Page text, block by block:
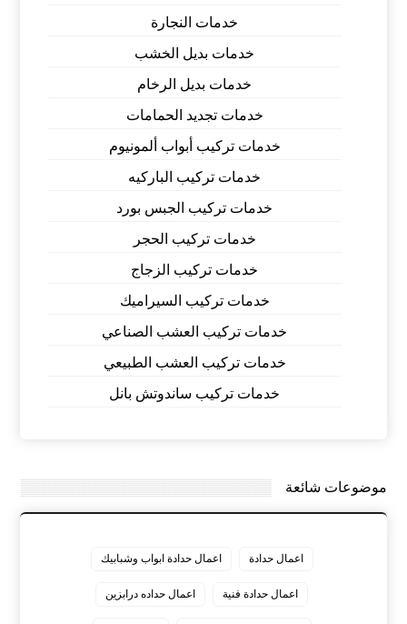
خدمات النجارة
خدمات بديل الخشب
خدمات بديل الرخام
خدمات تجديد الحمامات
خدمات تركيب أبواب ألمونيوم
خدمات تركيب الباركيه
خدمات تركيب الجبس بورد
خدمات تركيب الحجر
خدمات تركيب الزجاج
خدمات تركيب السيراميك
خدمات تركيب العشب الصناعي
خدمات تركيب العشب الطبيعي
خدمات تركيب ساندوتش بانل
موضوعات شائعة
اعمال حدادة اعمال حدادة ابواب وشبابيك
اعمال حدادة فنية اعمال حداده درابزين